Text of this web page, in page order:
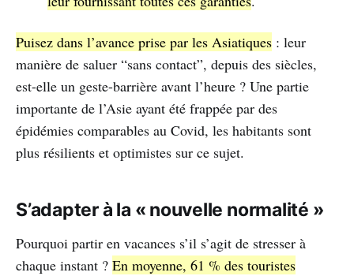
Puisez dans l’avance prise par les Asiatiques : leur
manière de saluer “sans contact”, depuis des siècles,
est-elle un geste-barrière avant l’heure ? Une partie
importante de l’Asie ayant été frappée par des
épidémies comparables au Covid, les habitants sont
plus résilients et optimistes sur ce sujet.
S’adapter à la « nouvelle normalité »
Pourquoi partir en vacances s’il s’agit de stresser à
chaque instant ? En moyenne, 61 % des touristes